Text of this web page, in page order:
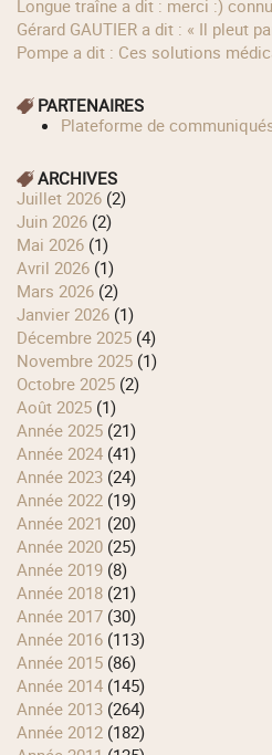
longue traîne a dit : merci :)
Gérard GAUTIER a dit : « Il pleut
Pompe a dit : Ces solutions
PARTENAIRES
Plateforme de
ARCHIVES
juillet 2026 (2)
juin 2026 (2)
mai 2026 (1)
avril 2026 (1)
mars 2026 (2)
janvier 2026 (1)
décembre 2025 (4)
novembre 2025 (1)
octobre 2025 (2)
août 2025 (1)
année 2025 (21)
année 2024 (41)
année 2023 (24)
année 2022 (19)
année 2021 (20)
année 2020 (25)
année 2019 (8)
année 2018 (21)
année 2017 (30)
année 2016 (113)
année 2015 (86)
année 2014 (145)
année 2013 (264)
année 2012 (182)